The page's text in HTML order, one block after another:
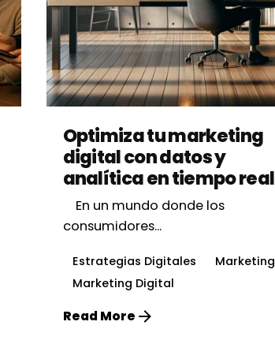
Posted by
Vbrand Agency
Optimiza tu marketing
digital con datos y
analítica en tiempo real
En un mundo donde los
consumidores...
Estrategias Digitales
Marketing
Marketing Digital
Read More